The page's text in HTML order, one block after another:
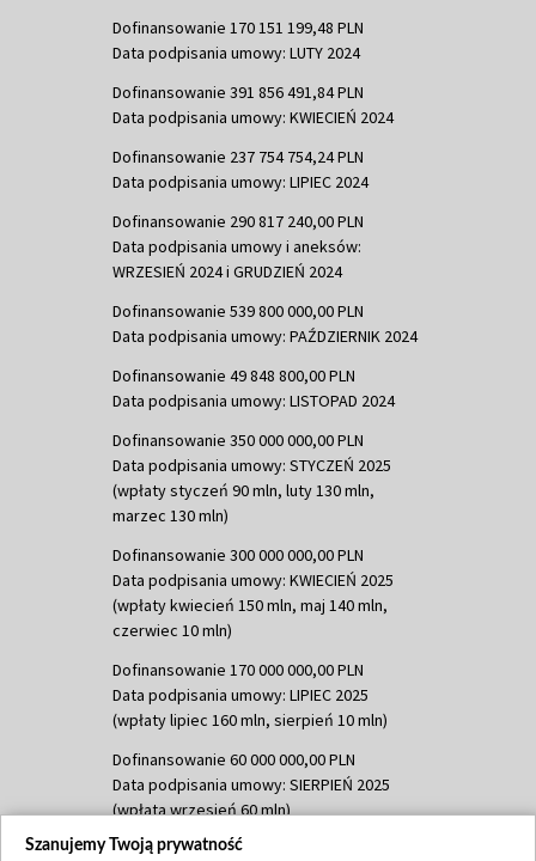
Dofinansowanie 170 151 199,48 PLN
Data podpisania umowy: LUTY 2024
Dofinansowanie 391 856 491,84 PLN
Data podpisania umowy: KWIECIEŃ 2024
Dofinansowanie 237 754 754,24 PLN
Data podpisania umowy: LIPIEC 2024
Dofinansowanie 290 817 240,00 PLN
Data podpisania umowy i aneksów:
WRZESIEŃ 2024 i GRUDZIEŃ 2024
Dofinansowanie 539 800 000,00 PLN
Data podpisania umowy: PAŹDZIERNIK 2024
Dofinansowanie 49 848 800,00 PLN
Data podpisania umowy: LISTOPAD 2024
Dofinansowanie 350 000 000,00 PLN
Data podpisania umowy: STYCZEŃ 2025
(wpłaty styczeń 90 mln, luty 130 mln,
marzec 130 mln)
Dofinansowanie 300 000 000,00 PLN
Data podpisania umowy: KWIECIEŃ 2025
(wpłaty kwiecień 150 mln, maj 140 mln,
czerwiec 10 mln)
Dofinansowanie 170 000 000,00 PLN
Data podpisania umowy: LIPIEC 2025
(wpłaty lipiec 160 mln, sierpień 10 mln)
Dofinansowanie 60 000 000,00 PLN
Data podpisania umowy: SIERPIEŃ 2025
(wpłata wrzesień 60 mln)
Dofinansowanie 635 783 051,21 PLN
Szanujemy Twoją prywatność